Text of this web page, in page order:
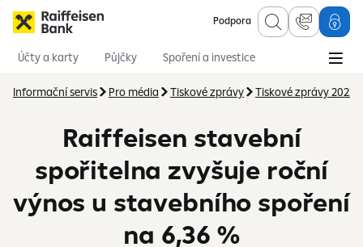
Podpora
Účty a karty Půjčky
Spoření a investice
Informační servis
Pro média Tiskové zprávy Tiskové zprávy 2022
Raiffeisen stavební
spořitelna zvyšuje roční
výnos u stavebního spoření
na 6,36 %